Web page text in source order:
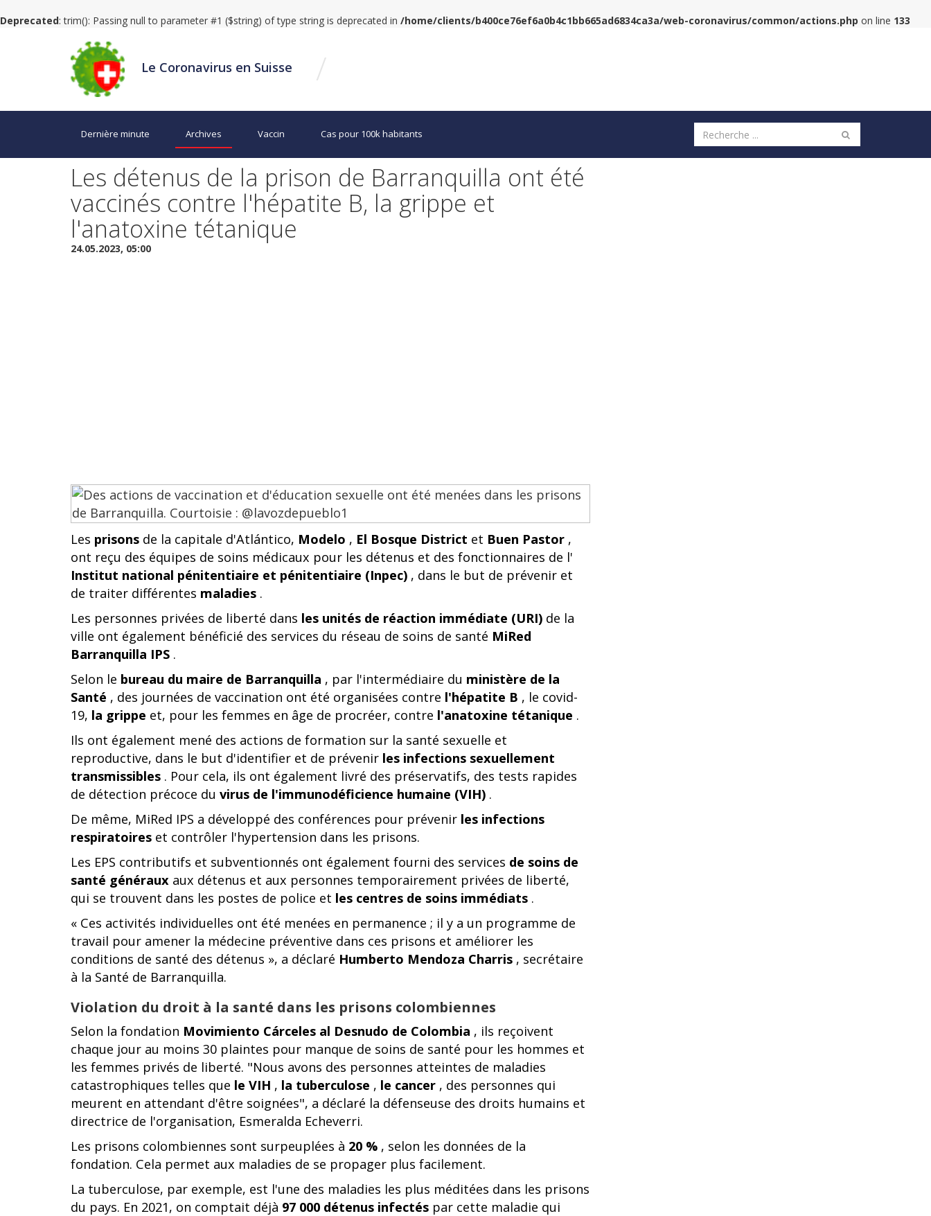
Deprecated: trim(): Passing null to parameter #1 ($string) of type string is deprecated in /home/clients/b400ce76ef6a0b4c1bb665ad6834ca3a/web-coronavirus/common/actions.php on line 133
Le Coronavirus en Suisse /
Dernière minute Archives Vaccin Cas pour 100k habitants
Les détenus de la prison de Barranquilla ont été
vaccinés contre l'hépatite B, la grippe et
l'anatoxine tétanique
24.05.2023, 05:00
Les prisons de la capitale d'Atlántico, Modelo , El Bosque District et Buen Pastor ,
ont reçu des équipes de soins médicaux pour les détenus et des fonctionnaires de l'
Institut national pénitentiaire et pénitentiaire (Inpec) , dans le but de prévenir et
de traiter différentes maladies .
Les personnes privées de liberté dans les unités de réaction immédiate (URI) de la
ville ont également bénéficié des services du réseau de soins de santé MiRed
Barranquilla IPS .
Selon le bureau du maire de Barranquilla , par l'intermédiaire du ministère de la
Santé , des journées de vaccination ont été organisées contre l'hépatite B , le covid-
19, la grippe et, pour les femmes en âge de procréer, contre l'anatoxine tétanique .
Ils ont également mené des actions de formation sur la santé sexuelle et
reproductive, dans le but d'identifier et de prévenir les infections sexuellement
transmissibles . Pour cela, ils ont également livré des préservatifs, des tests rapides
de détection précoce du virus de l'immunodéficience humaine (VIH) .
De même, MiRed IPS a développé des conférences pour prévenir les infections
respiratoires et contrôler l'hypertension dans les prisons.
Les EPS contributifs et subventionnés ont également fourni des services de soins de
santé généraux aux détenus et aux personnes temporairement privées de liberté,
qui se trouvent dans les postes de police et les centres de soins immédiats .
« Ces activités individuelles ont été menées en permanence ; il y a un programme de
travail pour amener la médecine préventive dans ces prisons et améliorer les
conditions de santé des détenus », a déclaré Humberto Mendoza Charris , secrétaire
à la Santé de Barranquilla.
Violation du droit à la santé dans les prisons colombiennes
Selon la fondation Movimiento Cárceles al Desnudo de Colombia , ils reçoivent
chaque jour au moins 30 plaintes pour manque de soins de santé pour les hommes et
les femmes privés de liberté. "Nous avons des personnes atteintes de maladies
catastrophiques telles que le VIH , la tuberculose , le cancer , des personnes qui
meurent en attendant d'être soignées", a déclaré la défenseuse des droits humains et
directrice de l'organisation, Esmeralda Echeverri.
Les prisons colombiennes sont surpeuplées à 20 % , selon les données de la
fondation. Cela permet aux maladies de se propager plus facilement.
La tuberculose, par exemple, est l'une des maladies les plus méditées dans les prisons
du pays. En 2021, on comptait déjà 97 000 détenus infectés par cette maladie qui